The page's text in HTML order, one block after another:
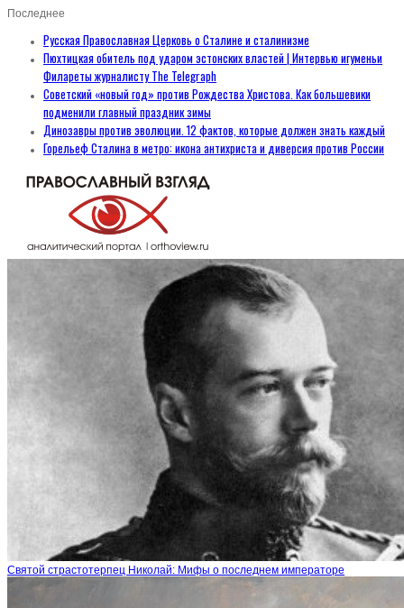
Последнее
Русская Православная Церковь о Сталине и сталинизме
Пюхтицкая обитель под ударом эстонских властей | Интервью игуменьи
Филареты журналисту The Telegraph
Советский «новый год» против Рождества Христова. Как большевики
подменили главный праздник зимы
Динозавры против эволюции. 12 фактов, которые должен знать каждый
Горельеф Сталина в метро: икона антихриста и диверсия против России
Святой страстотерпец Николай: Мифы о последнем императоре